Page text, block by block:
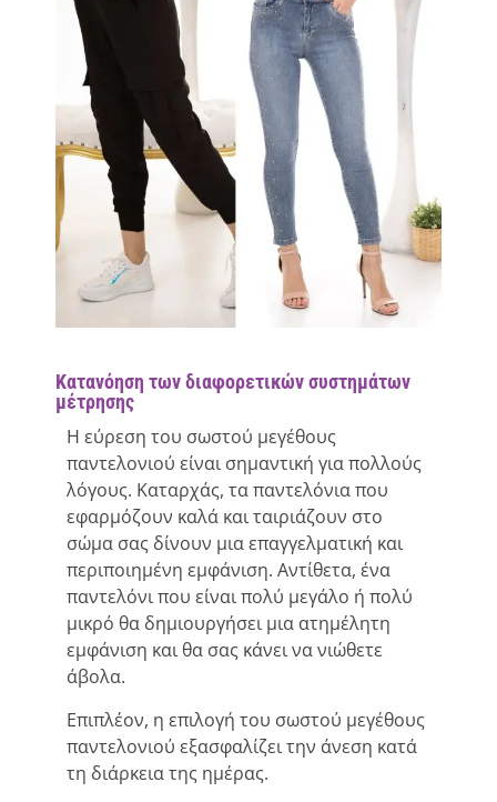
Κατανόηση των διαφορετικών συστημάτων
μέτρησης
Η εύρεση του σωστού μεγέθους
παντελονιού είναι σημαντική για πολλούς
λόγους. Καταρχάς, τα παντελόνια που
εφαρμόζουν καλά και ταιριάζουν στο
σώμα σας δίνουν μια επαγγελματική και
περιποιημένη εμφάνιση. Αντίθετα, ένα
παντελόνι που είναι πολύ μεγάλο ή πολύ
μικρό θα δημιουργήσει μια ατημέλητη
εμφάνιση και θα σας κάνει να νιώθετε
άβολα.
Επιπλέον, η επιλογή του σωστού μεγέθους
παντελονιού εξασφαλίζει την άνεση κατά
τη διάρκεια της ημέρας.